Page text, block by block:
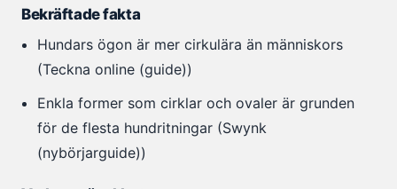
Bekräftade fakta
Hundars ögon är mer cirkulära än människors
(Teckna online (guide))
Enkla former som cirklar och ovaler är grunden
för de flesta hundritningar (Swynk
(nybörjarguide))